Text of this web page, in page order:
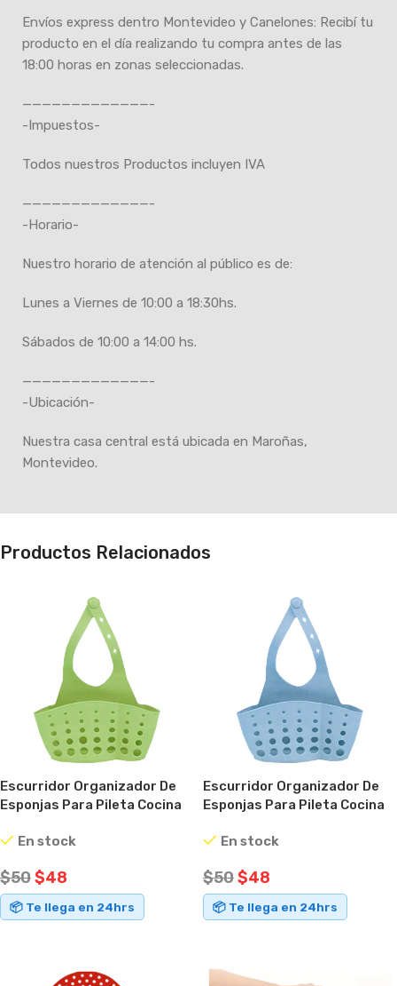
Envíos express dentro Montevideo y Canelones: Recibí tu
producto en el día realizando tu compra antes de las
18:00 horas en zonas seleccionadas.
—————————————-
-Impuestos-
Todos nuestros Productos incluyen IVA
—————————————-
-Horario-
Nuestro horario de atención al público es de:
Lunes a Viernes de 10:00 a 18:30hs.
Sábados de 10:00 a 14:00 hs.
—————————————-
-Ubicación-
Nuestra casa central está ubicada en Maroñas,
Montevideo.
Productos Relacionados
Escurridor Organizador De
Esponjas Para Pileta Cocina
En stock
$50$48
📦 Te llega en 24hrs
Escurridor Organizador De
Esponjas Para Pileta Cocina
En stock
$50$48
📦 Te llega en 24hrs